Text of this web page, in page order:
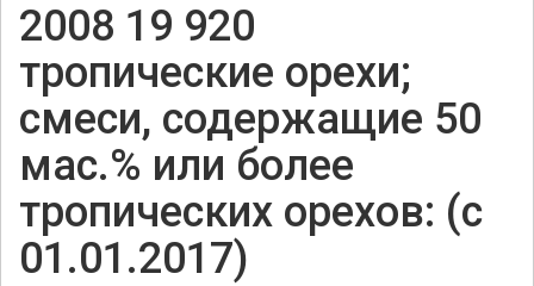
2008 19 920
тропические орехи;
смеси, содержащие 50
мас.% или более
тропических орехов: (с
01.01.2017)